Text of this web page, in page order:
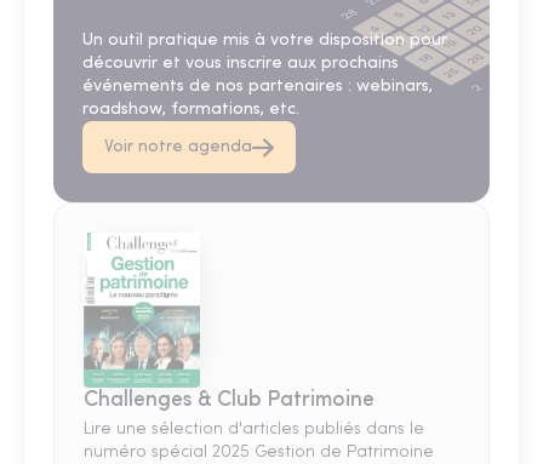
Un outil pratique mis à votre disposition pour
découvrir et vous inscrire aux prochains
événements de nos partenaires : webinars,
roadshow, formations, etc.
Voir notre agenda
Challenges & Club Patrimoine
Lire une sélection d'articles publiés dans le
numéro spécial 2025 Gestion de Patrimoine